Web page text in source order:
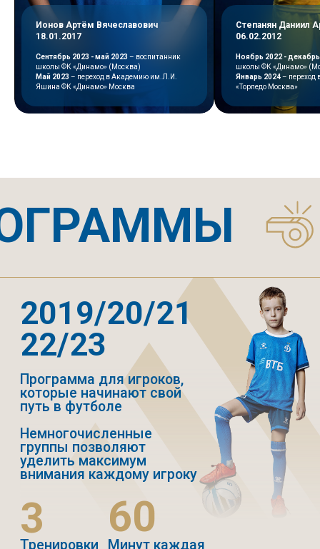
Ионов Артём Вячеславович
18.01.2017
Сентябрь 2023 - май 2023 – воспитанник
школы ФК «Динамо» (Москва)
Май 2023 – переход в Академию им.Л.И.
Яшина ФК «Динамо» Москва
Степанян Даниил
06.02.2012
Ноябрь 2022 -
школы ФК «Динамо»
Январь 2024–
«Торпедо Москва»
• антропометрические данные
• спортивные показатели
• результаты игр в турнирах
Электронный профайл
на каждого воспитанника:
ЗАПИСАТЬСЯ НА ПРОСМОТР
3
Тренировки
в неделю
75
Минут каждая
тренировка
которая направлена на
футболистов - техника,
тактика и физическое
воспитание
Приоритетное участие
в турнирах и сборах
ЗАПИСАТЬСЯ НА ПРОСМОТР
Электронный профайл
на каждого воспитанника:
• антропометрические данные
• спортивные показатели
• результаты игр в турнирах